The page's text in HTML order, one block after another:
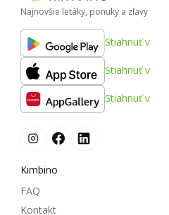
Najnovšie letáky, ponuky a zľavy
Stiahnuť v
Stiahnuť v
Stiahnuť v
Kimbino
FAQ
Kontakt